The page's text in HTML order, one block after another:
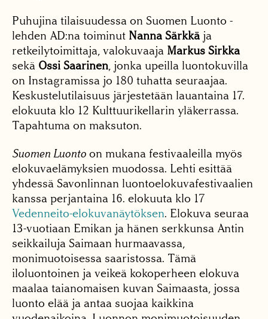
Puhujina tilaisuudessa on Suomen Luonto -
lehden AD:na toiminut Nanna Särkkä ja
retkeilytoimittaja, valokuvaaja Markus Sirkka
sekä Ossi Saarinen, jonka upeilla luontokuvilla
on Instagramissa jo 180 tuhatta seuraajaa.
Keskustelutilaisuus järjestetään lauantaina 17.
elokuuta klo 12 Kulttuurikellarin yläkerrassa.
Tapahtuma on maksuton.
Suomen Luonto on mukana festivaaleilla myös
elokuvaelämyksien muodossa. Lehti esittää
yhdessä Savonlinnan luontoelokuvafestivaalien
kanssa perjantaina 16. elokuuta klo 17
Vedenneito-elokuvanäytöksen. Elokuva seuraa
13-vuotiaan Emikan ja hänen serkkunsa Antin
seikkailuja Saimaan hurmaavassa,
monimuotoisessa saaristossa. Tämä
iloluontoinen ja veikeä kokoperheen elokuva
maalaa taianomaisen kuvan Saimaasta, jossa
luonto elää ja antaa suojaa kaikkina